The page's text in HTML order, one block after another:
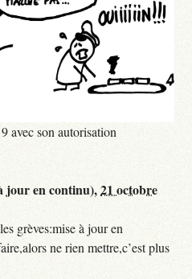
avec son autorisation
jour en continu),21 octobre
grèves:mise à jour en
ne rien mettre,c’est plus